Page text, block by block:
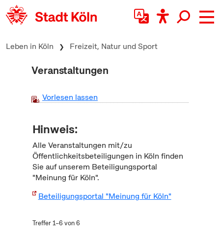
zum Inhalt springen
Leben in Köln Freizeit, Natur und Sport
Veranstaltungen
Vorlesen lassen
Hinweis:
Alle Veranstaltungen mit/zu
Öffentlichkeitsbeteiligungen in Köln finden
Sie auf unserem Beteiligungsportal
"Meinung für Köln".
Beteiligungsportal "Meinung für Köln"
Treffer 1–6 von 6